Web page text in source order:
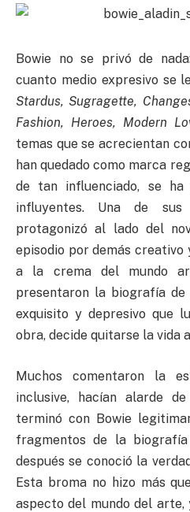
Bowie no se privó de
cuanto medio expresivo se
Stardus, Sugragette,
Fashion, Heroes, Modern
temas que se acrecientan
han quedado como marca
de tan influenciado, se
influyentes. Una de
protagonizó al lado del
episodio por demás creativo
a la crema del mundo
presentaron la biografía de
exquisito y depresivo que
obra, decide quitarse la vida
Muchos comentaron la
inclusive, hacían alarde
terminó con Bowie
fragmentos de la
después se conoció la
Esta broma no hizo más
aspecto del mundo del